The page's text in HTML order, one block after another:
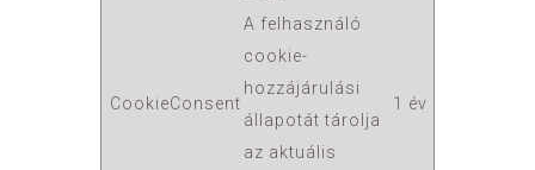
CookieConsent
A felhasználó
cookie-
hozzájárulási
állapotát tárolja
az aktuális
1 év